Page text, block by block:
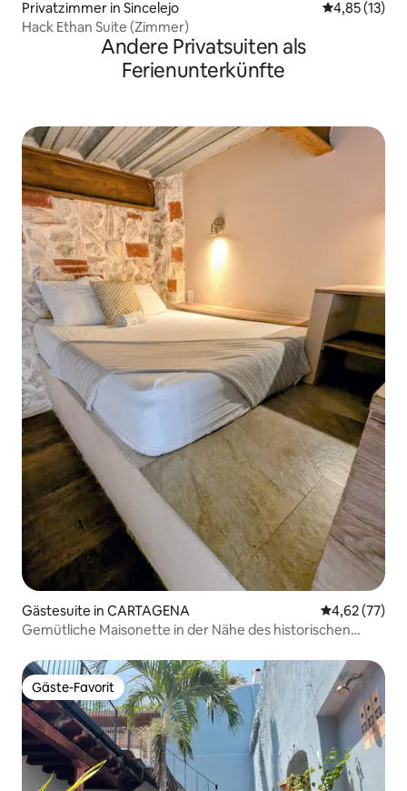
Privatzimmer in Sincelejo
4,85 (13)
Hack Ethan Suite (Zimmer)
Andere Privatsuiten als
Ferienunterkünfte
Gästesuite in CARTAGENA
4,62 (77)
Gemütliche Maisonette in der Nähe des historischen
Gäste-Favorit
Gäste-Favorit